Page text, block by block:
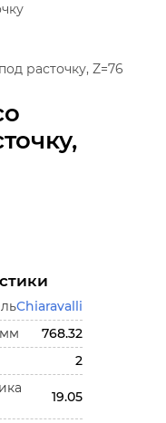
расточку, Z=76
Chiaravalli
768.32
2
19.05